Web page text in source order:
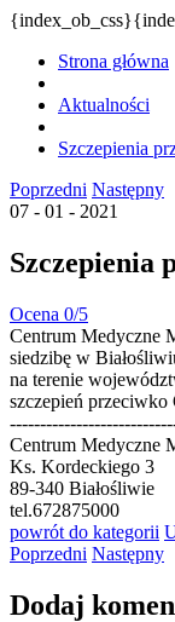
Strona główna
Aktualności
Szczepienia
Poprzedni Następny
07 - 01 - 2021
Szczepienia
Ocena 0/5
Centrum Medyczne
siedzibę w
na terenie
szczepień
Centrum Medyczne
Ks. Kordeckiego 3
89-340 Białośliwie
tel.672875000
powrót do kategorii
Poprzedni Następny
Dodaj